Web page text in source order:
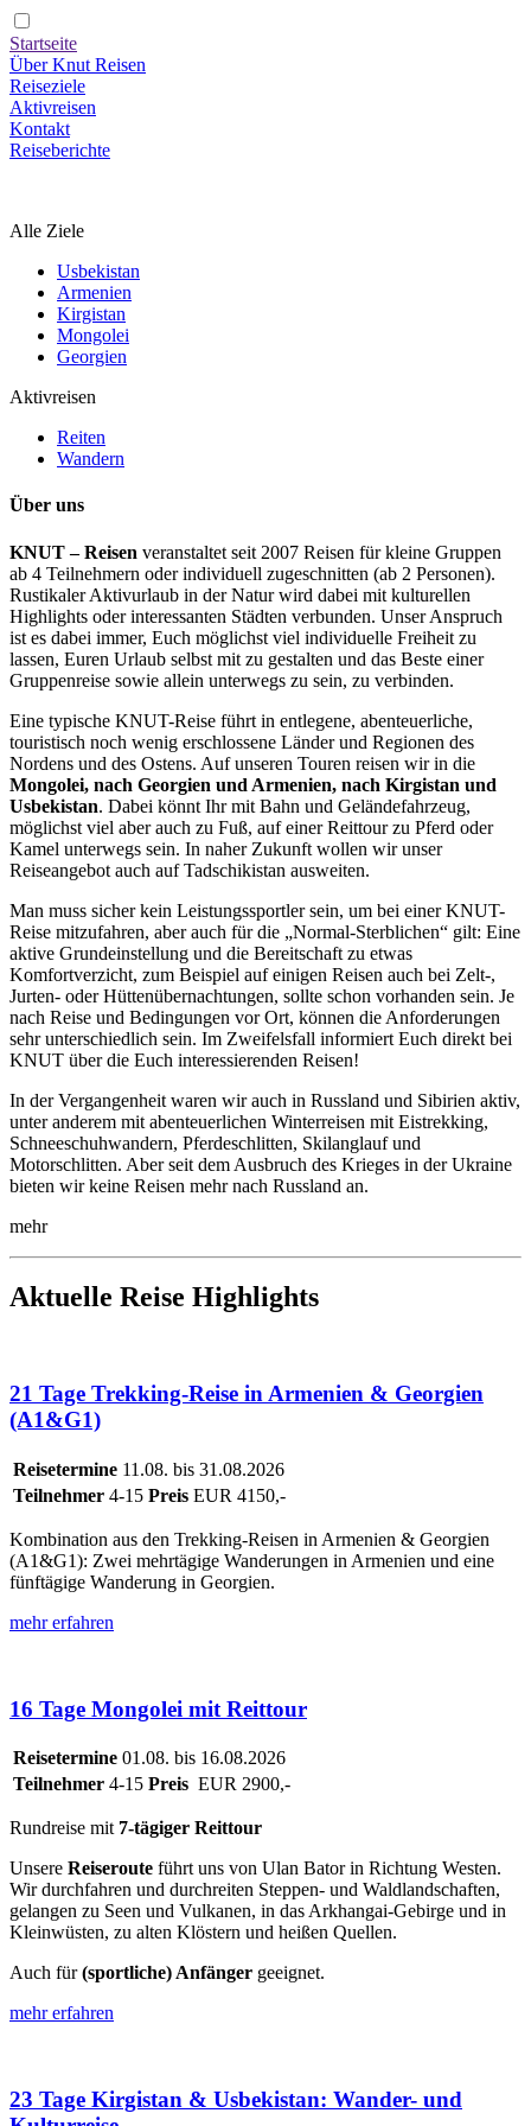
Startseite
Über Knut Reisen
Reiseziele
Aktivreisen
Kontakt
Reiseberichte
Alle Ziele
Usbekistan
Armenien
Kirgistan
Mongolei
Georgien
Aktivreisen
Reiten
Wandern
Über uns
KNUT – Reisen veranstaltet seit 2007 Reisen für kleine Gruppen
ab 4 Teilnehmern oder individuell zugeschnitten (ab 2 Personen).
Rustikaler Aktivurlaub in der Natur wird dabei mit kulturellen
Highlights oder interessanten Städten verbunden. Unser Anspruch
ist es dabei immer, Euch möglichst viel individuelle Freiheit zu
lassen, Euren Urlaub selbst mit zu gestalten und das Beste einer
Gruppenreise sowie allein unterwegs zu sein, zu verbinden.
Eine typische KNUT-Reise führt in entlegene, abenteuerliche,
touristisch noch wenig erschlossene Länder und Regionen des
Nordens und des Ostens. Auf unseren Touren reisen wir in die
Mongolei, nach Georgien und Armenien, nach Kirgistan und
Usbekistan. Dabei könnt Ihr mit Bahn und Geländefahrzeug,
möglichst viel aber auch zu Fuß, auf einer Reittour zu Pferd oder
Kamel unterwegs sein. In naher Zukunft wollen wir unser
Reiseangebot auch auf Tadschikistan ausweiten.
Man muss sicher kein Leistungssportler sein, um bei einer KNUT-
Reise mitzufahren, aber auch für die „Normal-Sterblichen“ gilt: Eine
aktive Grundeinstellung und die Bereitschaft zu etwas
Komfortverzicht, zum Beispiel auf einigen Reisen auch bei Zelt-,
Jurten- oder Hüttenübernachtungen, sollte schon vorhanden sein. Je
nach Reise und Bedingungen vor Ort, können die Anforderungen
sehr unterschiedlich sein. Im Zweifelsfall informiert Euch direkt bei
KNUT über die Euch interessierenden Reisen!
In der Vergangenheit waren wir auch in Russland und Sibirien aktiv,
unter anderem mit abenteuerlichen Winterreisen mit Eistrekking,
Schneeschuhwandern, Pferdeschlitten, Skilanglauf und
Motorschlitten. Aber seit dem Ausbruch des Krieges in der Ukraine
bieten wir keine Reisen mehr nach Russland an.
mehr
Aktuelle Reise Highlights
21 Tage Trekking-Reise in Armenien & Georgien
(A1&G1)
Reisetermine 11.08. bis 31.08.2026
Teilnehmer 4-15 Preis EUR 4150,-
Kombination aus den Trekking-Reisen in Armenien & Georgien
(A1&G1): Zwei mehrtägige Wanderungen in Armenien und eine
fünftägige Wanderung in Georgien.
mehr erfahren
16 Tage Mongolei mit Reittour
Reisetermine 01.08. bis 16.08.2026
Teilnehmer 4-15 Preis EUR 2900,-
Rundreise mit 7-tägiger Reittour
Unsere Reiseroute führt uns von Ulan Bator in Richtung Westen.
Wir durchfahren und durchreiten Steppen- und Waldlandschaften,
gelangen zu Seen und Vulkanen, in das Arkhangai-Gebirge und in
Kleinwüsten, zu alten Klöstern und heißen Quellen.
Auch für(sportliche) Anfänger geeignet.
mehr erfahren
23 Tage Kirgistan & Usbekistan: Wander- und